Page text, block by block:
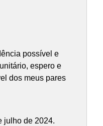
possível e
espero e
dos meus pares
julho de 2024.